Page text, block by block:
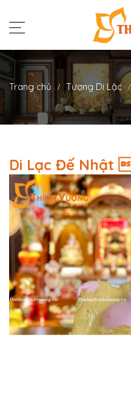
Trang chủ Tượng Di Lặc
Di Lạc Đế Nhật